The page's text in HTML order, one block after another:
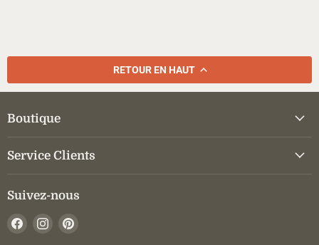
RETOUR EN HAUT
Boutique
Service Clients
Suivez-nous
Trouvez-Trouvez-